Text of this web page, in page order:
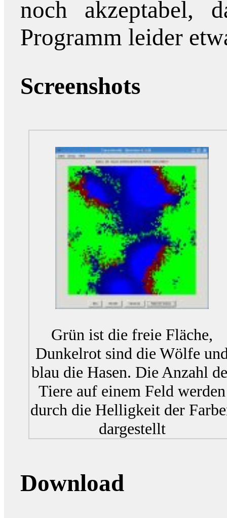
noch akzeptabel,
Programm leider
Screenshots
Grün ist die freie Fläche,
Dunkelrot sind die Wölfe
blau die Hasen. Die Anzahl
Tiere auf einem Feld werden
durch die Helligkeit der
dargestellt
Download